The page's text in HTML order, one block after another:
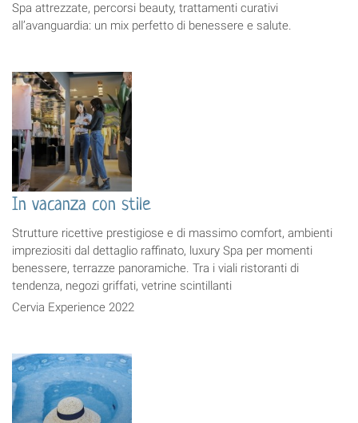
Spa attrezzate, percorsi beauty, trattamenti curativi
all’avanguardia: un mix perfetto di benessere e salute.
In vacanza con stile
Strutture ricettive prestigiose e di massimo comfort, ambienti
impreziositi dal dettaglio raffinato, luxury Spa per momenti
benessere, terrazze panoramiche. Tra i viali ristoranti di
tendenza, negozi griffati, vetrine scintillanti
Cervia Experience 2022